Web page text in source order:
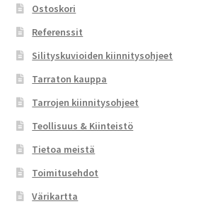
Ostoskori
Referenssit
Silityskuvioiden kiinnitysohjeet
Tarraton kauppa
Tarrojen kiinnitysohjeet
Teollisuus & Kiinteistö
Tietoa meistä
Toimitusehdot
Värikartta